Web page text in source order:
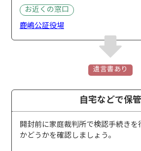
お近くの窓口
鹿嶋公証役場
遺言書あり
自宅などで保管
開封前に家庭裁判所で検認手続きを
かどうかを確認しましょう。